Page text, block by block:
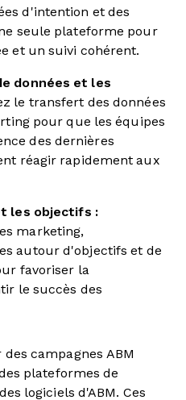
d'intention et des
seule plateforme pour
et un suivi cohérent.
données et les
le transfert des données
pour que les équipes
des dernières
réagir rapidement aux
les objectifs :
marketing,
autour d'objectifs et de
favoriser la
le succès des
campagnes ABM
plateformes de
logiciels d'ABM. Ces